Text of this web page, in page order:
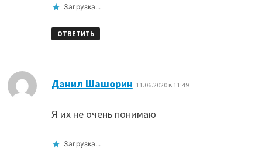
Загрузка...
ОТВЕТИТЬ
Данил Шашорин 11.06.2020 в 11:49
Я их не очень понимаю
Загрузка...